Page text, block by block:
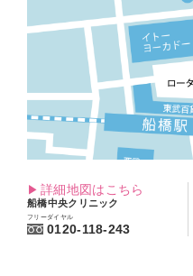
詳細地図はこちら
船橋中央クリニック
フリーダイヤル
0120-118-243